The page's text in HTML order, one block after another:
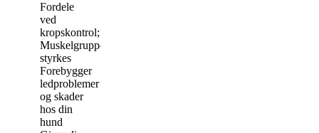
Fordele
ved
kropskontrol;
Muskelgrupperne
styrkes
Forebygger
ledproblemer
og skader
hos din
hund